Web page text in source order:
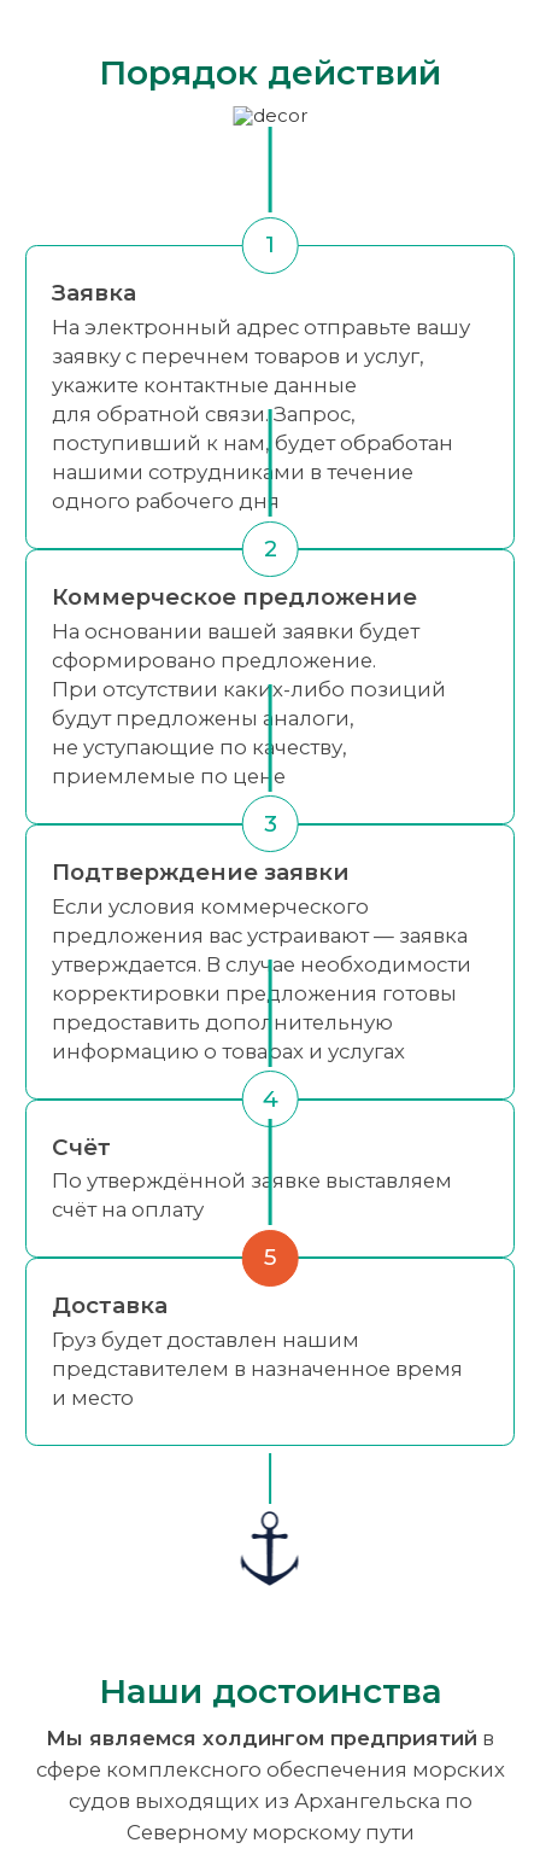
Порядок действий
Заявка
На электронный адрес отправьте вашу
заявку с перечнем товаров и услуг,
укажите контактные данные
для обратной связи. Запрос,
поступивший к нам, будет обработан
нашими сотрудниками в течение
одного рабочего дня
1
Коммерческое предложение
На основании вашей заявки будет
сформировано предложение.
При отсутствии каких-либо позиций
будут предложены аналоги,
не уступающие по качеству,
приемлемые по цене
2
Подтверждение заявки
Если условия коммерческого
предложения вас устраивают — заявка
утверждается. В случае необходимости
корректировки предложения готовы
предоставить дополнительную
информацию о товарах и услугах
3
Счёт
По утверждённой заявке выставляем
счёт на оплату
4
Доставка
Груз будет доставлен нашим
представителем в назначенное время
и место
5
Наши достоинства
Мы являемся холдингом предприятий в
сфере комплексного обеспечения морских
судов выходящих из Архангельска по
Северному морскому пути